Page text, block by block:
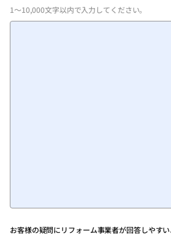
1～10,000文字以内で入力してください。
お客様の疑問にリフォーム事業者が回答しやす